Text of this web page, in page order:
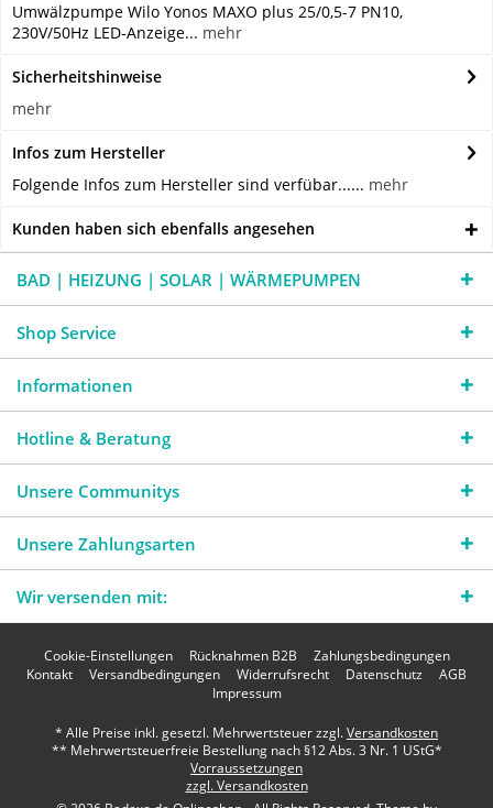
Umwälzpumpe Wilo Yonos MAXO plus 25/0,5-7 PN10,
230V/50Hz LED-Anzeige... mehr
Sicherheitshinweise
mehr
Infos zum Hersteller
Folgende Infos zum Hersteller sind verfübar...... mehr
Kunden haben sich ebenfalls angesehen
BAD | HEIZUNG | SOLAR | WÄRMEPUMPEN
Shop Service
Informationen
Hotline & Beratung
Unsere Communitys
Unsere Zahlungsarten
Wir versenden mit:
Cookie-Einstellungen Rücknahmen B2B
Zahlungsbedingungen
Kontakt
Versandbedingungen Widerrufsrecht Datenschutz
AGB
Impressum
* Alle Preise inkl. gesetzl. Mehrwertsteuer zzgl.Versandkosten
** Mehrwertsteuerfreie Bestellung nach §12 Abs. 3 Nr. 1 UStG*
Vorraussetzungen
zzgl. Versandkosten